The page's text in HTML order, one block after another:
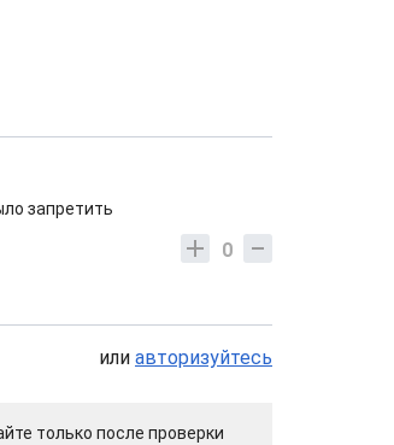
запретить
0
или авторизуйтесь
только после проверки